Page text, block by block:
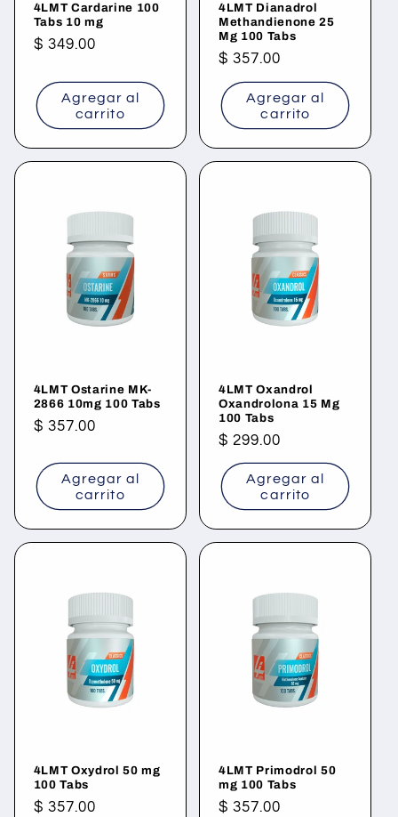
4LMT Cardarine 100
Tabs 10 mg
Precio
$ 349.00
Agregar al
carrito
4LMT Dianadrol
Methandienone 25
Mg 100 Tabs
Precio
habitual
$ 357.00
Agregar al
carrito
4LMT Ostarine MK-
2866 10mg 100 Tabs
Precio
$ 357.00
Agregar al
carrito
4LMT Oxandrol
Oxandrolona 15 Mg
100 Tabs
Precio
habitual
$ 299.00
Agregar al
carrito
4LMT Oxydrol 50 mg
100 Tabs
Precio
$ 357.00
4LMT Primodrol 50
mg 100 Tabs
Precio
$ 357.00